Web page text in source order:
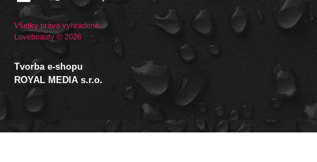
Všetky práva vyhradené.
Lovebeauty © 2026
Tvorba e-shopu:
ROYAL MEDIA s.r.o.